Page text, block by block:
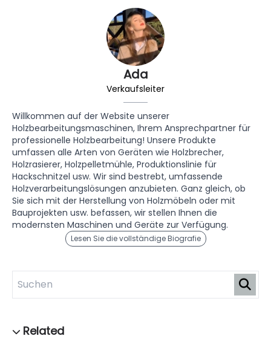
Ada
Verkaufsleiter
Willkommen auf der Website unserer
Holzbearbeitungsmaschinen, Ihrem Ansprechpartner für
professionelle Holzbearbeitung! Unsere Produkte
umfassen alle Arten von Geräten wie Holzbrecher,
Holzrasierer, Holzpelletmühle, Produktionslinie für
Hackschnitzel usw. Wir sind bestrebt, umfassende
Holzverarbeitungslösungen anzubieten. Ganz gleich, ob
Sie sich mit der Herstellung von Holzmöbeln oder mit
Bauprojekten usw. befassen, wir stellen Ihnen die
modernsten Maschinen und Geräte zur Verfügung.
Lesen Sie die vollständige Biografie